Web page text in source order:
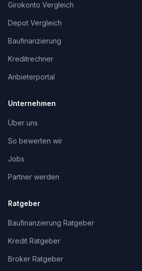
Girokonto Vergleich
Depot Vergleich
Baufinanzierung
Kreditrechner
Anbieterportal
Unternehmen
Über uns
So bewerten wir
Jobs
Partner werden
Ratgeber
Baufinanzierung Ratgeber
Kredit Ratgeber
Broker Ratgeber